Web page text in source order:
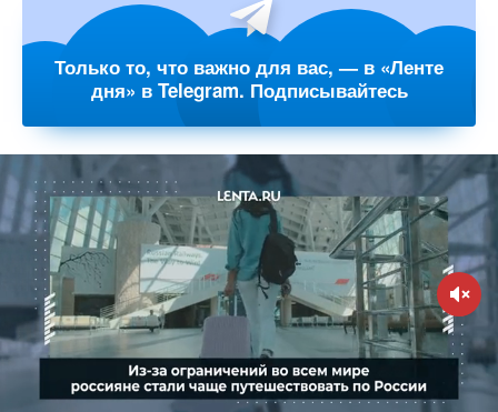
Только то, что важно для вас, — в «Ленте
дня» в Telegram. Подписывайтесь